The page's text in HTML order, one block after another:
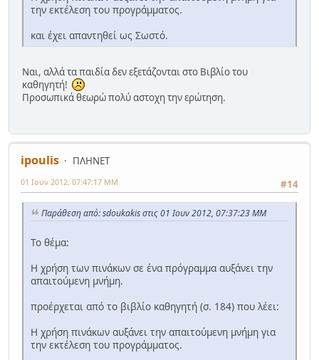
την εκτέλεση του προγράμματος.
και έχει απαντηθεί ως Σωστό.
Ναι, αλλά τα παιδία δεν εξετάζονται στο Βιβλίο του
καθηγητή!
Προσωπικά θεωρώ πολύ αστοχη την ερώτηση.
ipoulis
ΠΛΗΝΕΤ
#14
01 Ιουν 2012, 07:47:17 ΜΜ
Παράθεση από: sdoukakis στις 01 Ιουν 2012, 07:37:23 ΜΜ
Το θέμα:
Η χρήση των πινάκων σε ένα πρόγραμμα αυξάνει την
απαιτούμενη μνήμη.
προέρχεται από το βιβλίο καθηγητή (σ. 184) που λέει:
Η χρήση πινάκων αυξάνει την απαιτούμενη μνήμη για
την εκτέλεση του προγράμματος.